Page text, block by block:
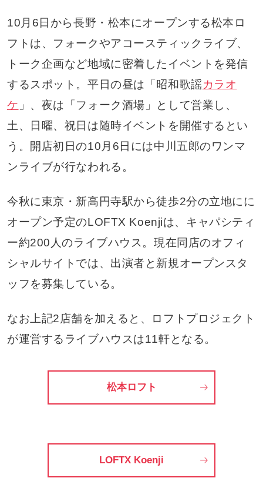
10月6日から長野・松本にオープンする松本ロ
フトは、フォークやアコースティックライブ、
トーク企画など地域に密着したイベントを発信
するスポット。平日の昼は「昭和歌謡カラオ
ケ 」、夜は「フォーク酒場」として営業し、
土、日曜、祝日は随時イベントを開催するとい
う。開店初日の10月6日には中川五郎のワンマ
ンライブが行なわれる。
今秋に東京・新高円寺駅から徒歩2分の立地にに
オープン予定のLOFTX Koenjiは、キャパシティ
ー約200人のライブハウス。現在同店のオフィ
シャルサイトでは、出演者と新規オープンスタ
ッフを募集している。
なお上記2店舗を加えると、ロフトプロジェクト
が運営するライブハウスは11軒となる。
松本ロフト
LOFTX Koenji